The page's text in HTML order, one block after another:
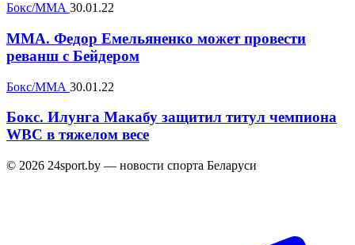
Бокс/ММА 30.01.22
MMA. Федор Емельяненко может провести
реванш с Бейдером
Бокс/ММА 30.01.22
Бокс. Илунга Макабу защитил титул чемпиона
WBC в тяжелом весе
© 2026 24sport.by — новости спорта Беларуси